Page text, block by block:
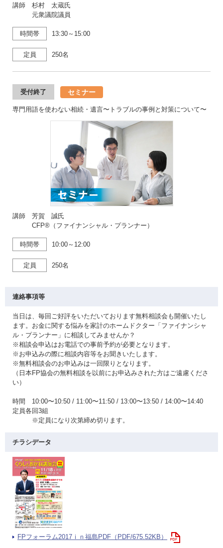
講師 杉村 太蔵氏
元衆議院議員
時間帯 13:30～15:00
定員 250名
受付終了 セミナー
専門用語を使わない相続・遺言〜トラブルの事例と対策について〜
講師 芳賀 誠氏
CFP®（ファイナンシャル・プランナー）
時間帯 10:00～12:00
定員 250名
連絡事項等
当日は、毎回ご好評をいただいております無料相談会も開催いたし
ます。お金に関する悩みを家計のホームドクター「ファイナンシャ
ル・プランナー」に相談してみませんか？
※相談会申込はお電話での事前予約が必要となります。
※お申込みの際に相談内容等をお聞きいたします。
※無料相談会のお申込みは一回限りとなります。
（日本FP協会の無料相談を以前にお申込みされた方はご遠慮くださ
い）
時間 10:00〜10:50 / 11:00〜11:50 / 13:00〜13:50 / 14:00〜14:40
定員各回3組
※定員になり次第締め切ります。
チラシデータ
FPフォーラム2017ｉｎ福島PDF（PDF/675.52KB）